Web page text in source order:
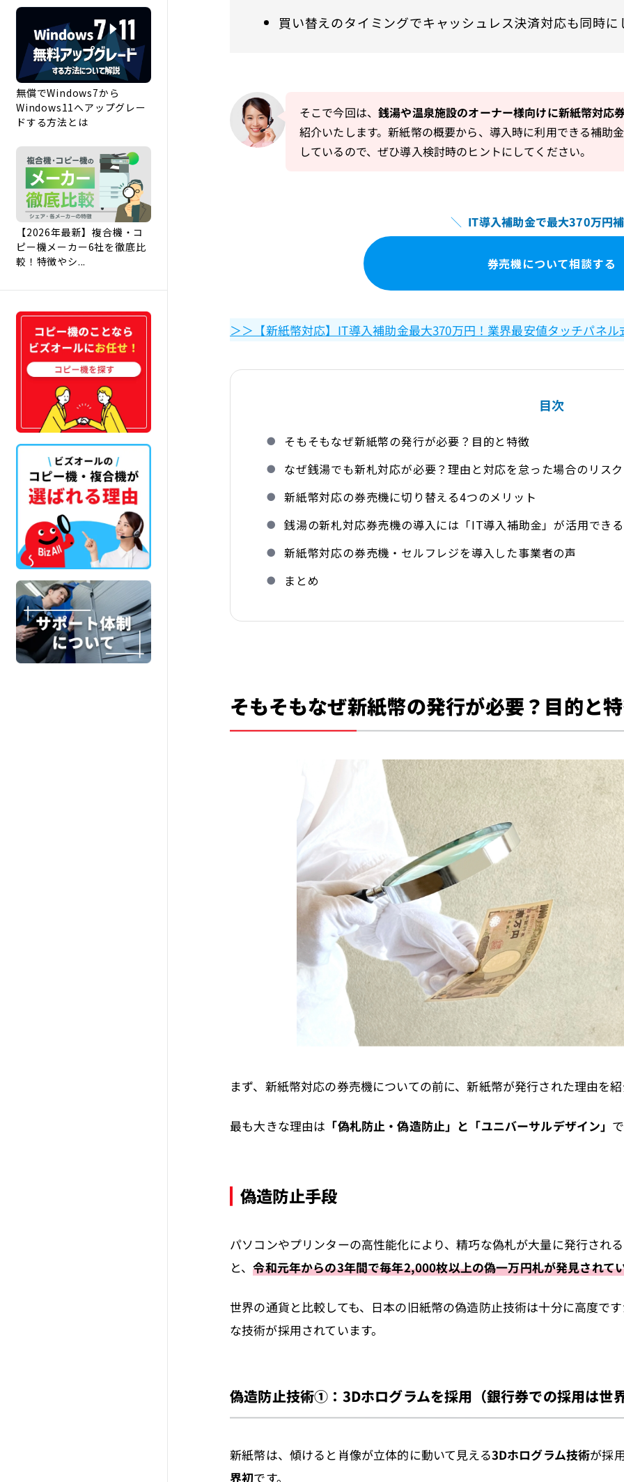
無償でWindows7から
Windows11へアップグレー
ドする方法とは
【2026年最新】複合機・コ
ピー機メーカー6社を徹底比
較！特徴やシ...
買い替えのタイミングでキャッシュレス決済対応も同時
そこで今回は、銭湯や温泉施設のオーナー様向けに新紙幣対応
紹介いたします。新紙幣の概要から、導入時に利用できる補助
しているので、ぜひ導入検討時のヒントにしてください。
＼ IT導入補助金で最大370万円
券売機について相談する
＞＞【新紙幣対応】IT導入補助金最大370万円！業界最安値タッチパネ
目次
そもそもなぜ新紙幣の発行が必要？目的と特徴
なぜ銭湯でも新札対応が必要？理由と対応を怠った場合のリスク
新紙幣対応の券売機に切り替える4つのメリット
銭湯の新札対応券売機の導入には「IT導入補助金」が活用でき
新紙幣対応の券売機・セルフレジを導入した事業者の声
まとめ
そもそもなぜ新紙幣の発行が必要？目的と
まず、新紙幣対応の券売機についての前に、新紙幣が発行された理由を
最も大きな理由は 「偽札防止・偽造防止」と「ユニバーサルデザイン」
偽造防止手段
パソコンやプリンターの高性能化により、精巧な偽札が大量に発行され
と、令和元年からの3年間で毎年2,000枚以上の偽一万円札が発見されて
世界の通貨と比較しても、日本の旧紙幣の偽造防止技術は十分に高度で
な技術が採用されています。
偽造防止技術①：3Dホログラムを採用（銀行券での採用は世
新紙幣は、傾けると肖像が立体的に動いて見える3Dホログラム技術が採
界初です。